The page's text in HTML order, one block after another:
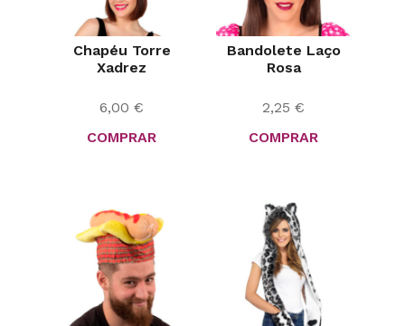
Chapéu Torre
Xadrez
6,00 €
COMPRAR
Bandolete Laço
Rosa
2,25 €
COMPRAR